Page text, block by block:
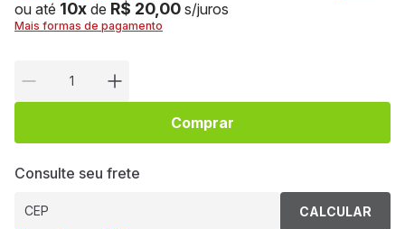
ou até 10x de R$ 20,00 s/juros
Mais formas de pagamento
Comprar
Consulte seu frete
CALCULAR